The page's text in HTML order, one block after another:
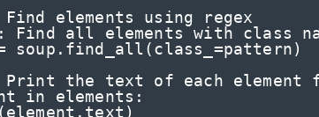
elements using regex
Find all elements with class
soup.find_all(class_=pattern)
the text of each element
in elements: